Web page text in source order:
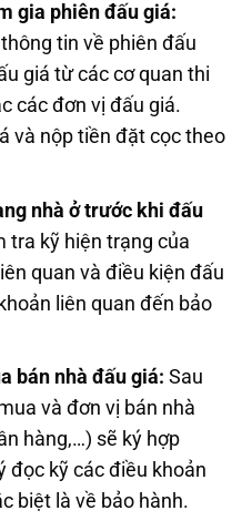
gia phiên đấu giá:
tin về phiên đấu
giá từ các cơ quan thi
các đơn vị đấu giá.
và nộp tiền đặt cọc theo
nhà ở trước khi đấu
tra kỹ hiện trạng của
quan và điều kiện đấu
liên quan đến bảo
bán nhà đấu giá: Sau
và đơn vị bán nhà
hàng,…) sẽ ký hợp
đọc kỹ các điều khoản
biệt là về bảo hành.